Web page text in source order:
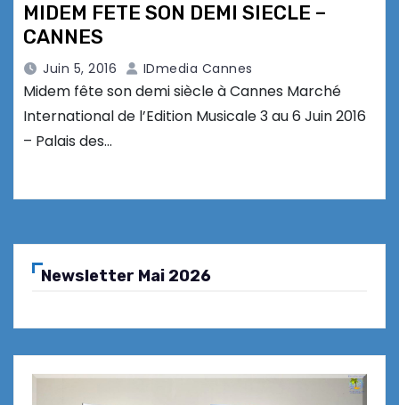
MIDEM FETE SON DEMI SIECLE –
CANNES
Juin 5, 2016 IDmedia Cannes
Midem fête son demi siècle à Cannes Marché
International de l’Edition Musicale 3 au 6 Juin 2016
– Palais des…
Newsletter Mai 2026